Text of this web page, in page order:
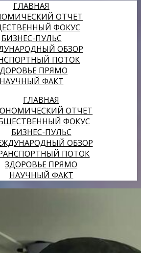
ГЛАВНАЯ
ОТЧЕТ
ФОКУС
БИЗНЕС-ПУЛЬС
ОБЗОР
ПОТОК
ПРЯМО
НАУЧНЫЙ ФАКТ
ГЛАВНАЯ
ОТЧЕТ
ФОКУС
БИЗНЕС-ПУЛЬС
ОБЗОР
ПОТОК
ЗДОРОВЬЕ ПРЯМО
НАУЧНЫЙ ФАКТ